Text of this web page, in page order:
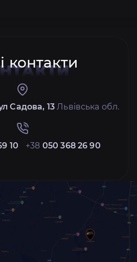
контакти
Садова, 13 Львівська обл.
10 +38 050 368 26 90